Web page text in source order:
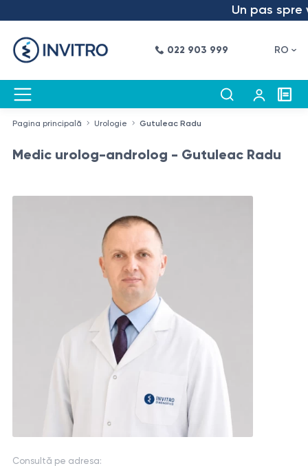
Un pas spre
022 903 999 RO
Pagina principală Urologie Gutuleac Radu
Medic urolog-androlog - Gutuleac Radu
Consultă pe adresa: